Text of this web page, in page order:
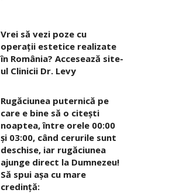
Vrei să vezi poze cu
operații estetice realizate
în România? Accesează site-
ul Clinicii Dr. Levy
Rugăciunea puternică pe
care e bine să o citești
noaptea, între orele 00:00
și 03:00, când cerurile sunt
deschise, iar rugăciunea
ajunge direct la Dumnezeu!
Să spui așa cu mare
credință: